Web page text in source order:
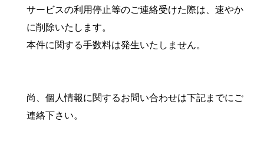
サービスの利用停止等のご連絡受けた際は、速やか
に削除いたします。
本件に関する手数料は発生いたしません。
尚、個人情報に関するお問い合わせは下記までにご
連絡下さい。